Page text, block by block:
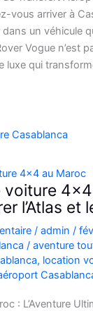
vous arriver à
un véhicule
Vogue n’est
luxe qui
Casablanca
voiture
l’Atlas et
/ admin /
/ aventure
, location
: L’Aventure